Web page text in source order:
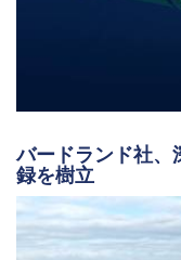
バードランド社、
録を樹立